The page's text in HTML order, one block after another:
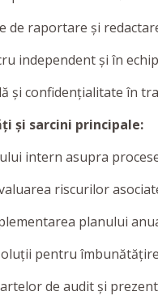
de raportare și
independent și în
și confidențialitate în
și sarcini principale:
intern asupra
riscurilor
planului
pentru
de audit și